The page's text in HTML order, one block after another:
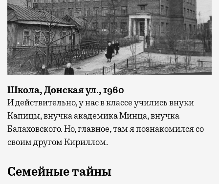
Школа, Донская ул., 1960
И действительно, у нас в классе учились внуки
Капицы, внучка академика Минца, внучка
Балаховского. Но, главное, там я познакомился со
своим другом Кириллом.
Семейные тайны